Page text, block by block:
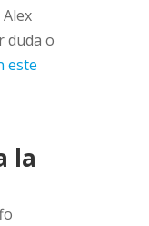
duda o
este
la